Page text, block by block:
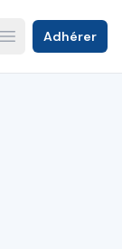
Open main menu
Adhérer